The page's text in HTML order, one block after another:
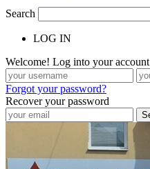
Search
LOG IN
Welcome! Log into your account
Forgot your password?
Recover your password